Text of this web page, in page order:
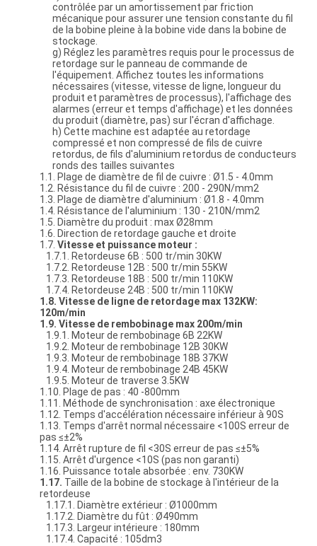
contrôlée par un amortissement par friction
mécanique pour assurer une tension constante du fil
de la bobine pleine à la bobine vide dans la bobine de
stockage.
g) Réglez les paramètres requis pour le processus de
retordage sur le panneau de commande de
l'équipement. Affichez toutes les informations
nécessaires (vitesse, vitesse de ligne, longueur du
produit et paramètres de processus), l'affichage des
alarmes (erreur et temps d'affichage) et les données
du produit (diamètre, pas) sur l'écran d'affichage.
h) Cette machine est adaptée au retordage
compressé et non compressé de fils de cuivre
retordus, de fils d'aluminium retordus de conducteurs
ronds des tailles suivantes
1.1. Plage de diamètre de fil de cuivre : Ø1.5 - 4.0mm
1.2. Résistance du fil de cuivre : 200 - 290N/mm2
1.3. Plage de diamètre d'aluminium : Ø1.8 - 4.0mm
1.4. Résistance de l'aluminium : 130 - 210N/mm2
1.5. Diamètre du produit : max Ø28mm
1.6. Direction de retordage gauche et droite
1.7. Vitesse et puissance moteur :
1.7.1. Retordeuse 6B : 500 tr/min 30KW
1.7.2. Retordeuse 12B : 500 tr/min 55KW
1.7.3. Retordeuse 18B : 500 tr/min 110KW
1.7.4. Retordeuse 24B : 500 tr/min 110KW
1.8. Vitesse de ligne de retordage max 132KW:
120m/min
1.9. Vitesse de rembobinage max200m/min
1.9.1. Moteur de rembobinage 6B 22KW
1.9.2. Moteur de rembobinage 12B 30KW
1.9.3. Moteur de rembobinage 18B 37KW
1.9.4. Moteur de rembobinage 24B 45KW
1.9.5. Moteur de traverse 3.5KW
1.10. Plage de pas : 40 -800mm
1.11. Méthode de synchronisation : axe électronique
1.12. Temps d'accélération nécessaire inférieur à 90S
1.13. Temps d'arrêt normal nécessaire <100S erreur de
pas ≤±2%
1.14. Arrêt rupture de fil <30S erreur de pas ≤±5%
1.15. Arrêt d'urgence <10S (pas non garanti)
1.16. Puissance totale absorbée : env. 730KW
1.17. Taille de la bobine de stockage à l'intérieur de la
retordeuse
1.17.1. Diamètre extérieur : Ø1000mm
1.17.2. Diamètre du fût : Ø490mm
1.17.3. Largeur intérieure : 180mm
1.17.4. Capacité : 105dm3